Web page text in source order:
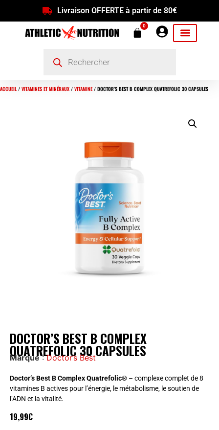
Livraison OFFERTE à partir de 80€
0
ACCUEIL/ VITAMINES ET MINÉRAUX / VITAMINE/ DOCTOR’S BEST B COMPLEX QUATREFOLIC 30 CAPSULES
DOCTOR’S BEST B COMPLEX
QUATREFOLIC 30 CAPSULES
Marque:Doctor’s Best
Doctor’s Best B Complex Quatrefolic® – complexe complet de 8
vitamines B actives pour l’énergie, le métabolisme, le soutien de
l’ADN et la vitalité.
19,99€